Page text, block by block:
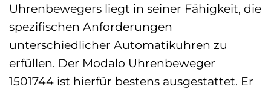
Uhrenbewegers liegt in seiner Fähigkeit, die
spezifischen Anforderungen
unterschiedlicher Automatikuhren zu
erfüllen. Der Modalo Uhrenbeweger
1501744 ist hierfür bestens ausgestattet. Er